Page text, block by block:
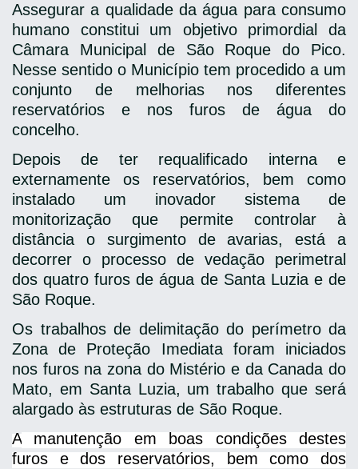
Assegurar a qualidade da água para consumo
humano constitui um objetivo primordial da
Câmara Municipal de São Roque do Pico.
Nesse sentido o Município tem procedido a um
conjunto de melhorias nos diferentes
reservatórios e nos furos de água do
concelho.
Depois de ter requalificado interna e
externamente os reservatórios, bem como
instalado um inovador sistema de
monitorização que permite controlar à
distância o surgimento de avarias,
está a
decorrer o processo de vedação perimetral
dos quatro furos de água de Santa Luzia e de
São Roque.
Os trabalhos de delimitação do perímetro da
Zona de Proteção Imediata foram iniciados
nos furos na zona do Mistério e da Canada do
Mato, em Santa Luzia, um trabalho que será
alargado às estruturas de São Roque.
A manutenção em boas condições destes
furos e dos reservatórios, bem como dos